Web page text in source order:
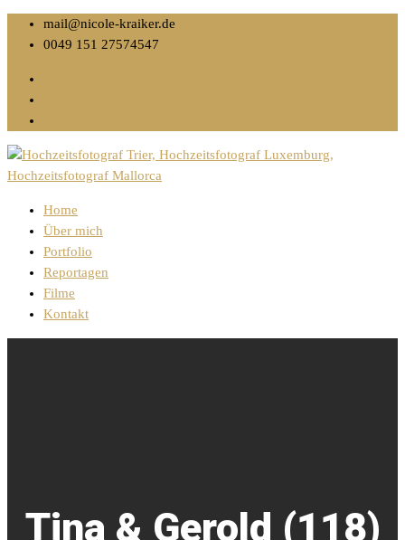
mail@nicole-kraiker.de
0049 151 27574547
Home
Über mich
Portfolio
Reportagen
Filme
Kontakt
Tina & Gerold (118)